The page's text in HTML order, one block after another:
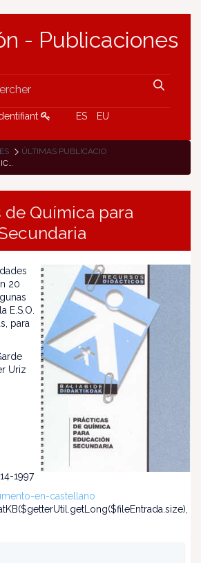
- Publicaciones
ES EU
ÚLTIMAS PUBLICACIONES
de Química para
20
E.S.O.
para
Uriz
1997
en-castellano